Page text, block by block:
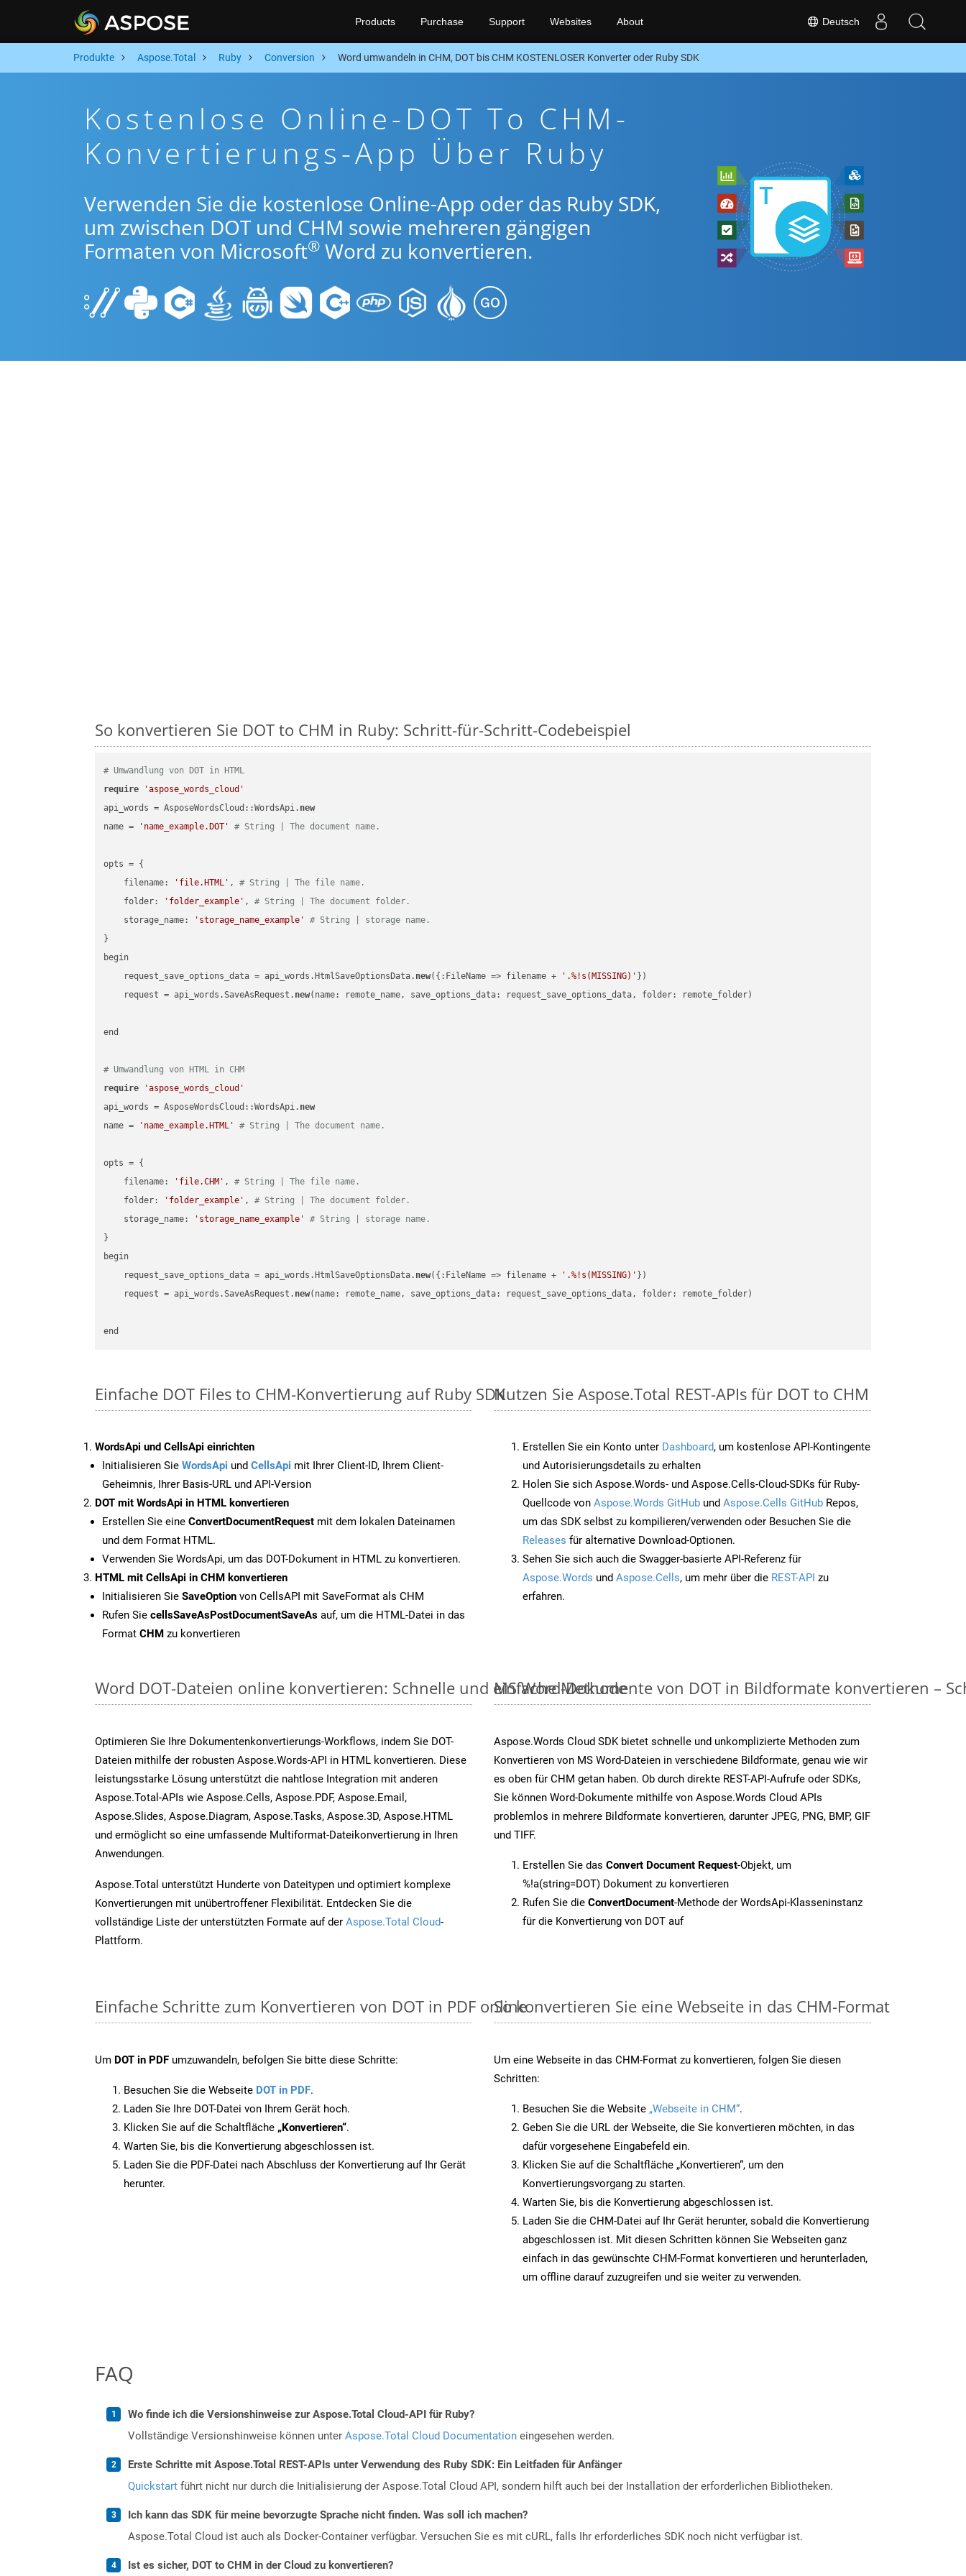
Deutsch
Products Purchase Support Websites About
Produkte Aspose.Total Ruby Conversion Word umwandeln in CHM, DOT bis CHM KOSTENLOSER Konverter oder Ruby SDK
Kostenlose Online-DOT To CHM-
Konvertierungs-App Über Ruby
Verwenden Sie die kostenlose Online-App oder das Ruby SDK,
um zwischen DOT und CHM sowie mehreren gängigen
Formaten von Microsoft® Word zu konvertieren.
So konvertieren Sie DOT to CHM in Ruby: Schritt-für-Schritt-Codebeispiel
# Umwandlung von DOT in HTML
require
'aspose_words_cloud'
api_words = AsposeWordsCloud::WordsApi. new
name =
'name_example.DOT' # String | The document name.
opts = {
    filename:
'file.HTML' , # String | The file name.
    folder:
'folder_example' , # String | The document folder.
    storage_name:
'storage_name_example'
# String | storage name.
}
begin
    request_save_options_data = api_words.HtmlSaveOptionsData.
new({:FileName => filename + '.%!s(MISSING)' })
    request = api_words.SaveAsRequest.
new(name: remote_name, save_options_data: request_save_options_data, folder: remote_folder)
end
# Umwandlung von HTML in CHM
require
'aspose_words_cloud'
api_words = AsposeWordsCloud::WordsApi. new
name =
'name_example.HTML' # String | The document name.
opts = {
    filename:
'file.CHM' , # String | The file name.
    folder:
'folder_example' , # String | The document folder.
    storage_name:
'storage_name_example'
# String | storage name.
}
begin
    request_save_options_data = api_words.HtmlSaveOptionsData.
new({:FileName => filename + '.%!s(MISSING)' })
    request = api_words.SaveAsRequest.
new(name: remote_name, save_options_data: request_save_options_data, folder: remote_folder)
Einfache DOT Files to CHM-Konvertierung auf Ruby SDK
WordsApi und CellsApi einrichten
Initialisieren Sie WordsApi und CellsApi mit Ihrer Client-ID, Ihrem Client-
Geheimnis, Ihrer Basis-URL und API-Version
DOT mit WordsApi in HTML konvertieren
Erstellen Sie eine ConvertDocumentRequest mit dem lokalen Dateinamen
und dem Format HTML.
Verwenden Sie WordsApi, um das DOT-Dokument in HTML zu konvertieren.
HTML mit CellsApi in CHM konvertieren
Initialisieren Sie SaveOption von CellsAPI mit SaveFormat als CHM
Rufen Sie cellsSaveAsPostDocumentSaveAs auf, um die HTML-Datei in das
Format CHM zu konvertieren
Nutzen Sie Aspose.Total REST-APIs für DOT to CHM
Erstellen Sie ein Konto unter Dashboard, um kostenlose API-Kontingente
und Autorisierungsdetails zu erhalten
Holen Sie sich Aspose.Words- und Aspose.Cells-Cloud-SDKs für Ruby-
Quellcode von Aspose.Words GitHub und Aspose.Cells GitHub Repos,
um das SDK selbst zu kompilieren/verwenden oder Besuchen Sie die
Releases für alternative Download-Optionen.
Sehen Sie sich auch die Swagger-basierte API-Referenz für
Aspose.Words und Aspose.Cells, um mehr über die REST-API zu
erfahren.
Word DOT-Dateien online konvertieren: Schnelle und einfache Methode
Optimieren Sie Ihre Dokumentenkonvertierungs-Workflows, indem Sie DOT-
Dateien mithilfe der robusten Aspose.Words-API in HTML konvertieren. Diese
leistungsstarke Lösung unterstützt die nahtlose Integration mit anderen
Aspose.Total-APIs wie Aspose.Cells, Aspose.PDF, Aspose.Email,
Aspose.Slides, Aspose.Diagram, Aspose.Tasks, Aspose.3D, Aspose.HTML
und ermöglicht so eine umfassende Multiformat-Dateikonvertierung in Ihren
Anwendungen.
Aspose.Total unterstützt Hunderte von Dateitypen und optimiert komplexe
Konvertierungen mit unübertroffener Flexibilität. Entdecken Sie die
vollständige Liste der unterstützten Formate auf der Aspose.Total Cloud-
Plattform.
MS Word-Dokumente von DOT in Bildformate konvertieren –
Aspose.Words Cloud SDK bietet schnelle und unkomplizierte Methoden zum
Konvertieren von MS Word-Dateien in verschiedene Bildformate, genau wie wir
es oben für CHM getan haben. Ob durch direkte REST-API-Aufrufe oder SDKs,
Sie können Word-Dokumente mithilfe von Aspose.Words Cloud APIs
problemlos in mehrere Bildformate konvertieren, darunter JPEG, PNG, BMP, GIF
und TIFF.
Erstellen Sie das Convert Document Request-Objekt, um
%!a(string=DOT) Dokument zu konvertieren
Rufen Sie die ConvertDocument-Methode der WordsApi-Klasseninstanz
für die Konvertierung von DOT auf
Einfache Schritte zum Konvertieren von DOT in PDF online
Um DOT in PDF umzuwandeln, befolgen Sie bitte diese Schritte:
Besuchen Sie die Webseite DOT in PDF.
Laden Sie Ihre DOT-Datei von Ihrem Gerät hoch.
Klicken Sie auf die Schaltfläche „Konvertieren“.
Warten Sie, bis die Konvertierung abgeschlossen ist.
Laden Sie die PDF-Datei nach Abschluss der Konvertierung auf Ihr Gerät
herunter.
So konvertieren Sie eine Webseite in das CHM-Format
Um eine Webseite in das CHM-Format zu konvertieren, folgen Sie diesen
Schritten:
Besuchen Sie die Website „Webseite in CHM“.
Geben Sie die URL der Webseite, die Sie konvertieren möchten, in das
dafür vorgesehene Eingabefeld ein.
Klicken Sie auf die Schaltfläche „Konvertieren“, um den
Konvertierungsvorgang zu starten.
Warten Sie, bis die Konvertierung abgeschlossen ist.
Laden Sie die CHM-Datei auf Ihr Gerät herunter, sobald die Konvertierung
abgeschlossen ist. Mit diesen Schritten können Sie Webseiten ganz
einfach in das gewünschte CHM-Format konvertieren und herunterladen,
um offline darauf zuzugreifen und sie weiter zu verwenden.
FAQ
Wo finde ich die Versionshinweise zur Aspose.Total Cloud-API für Ruby?
Vollständige Versionshinweise können unter Aspose.Total Cloud Documentation eingesehen werden.
Erste Schritte mit Aspose.Total REST-APIs unter Verwendung des Ruby SDK: Ein Leitfaden für Anfänger
Quickstart führt nicht nur durch die Initialisierung der Aspose.Total Cloud API, sondern hilft auch bei der Installation der erforderlichen Bibliotheken.
Ich kann das SDK für meine bevorzugte Sprache nicht finden. Was soll ich machen?
Aspose.Total Cloud ist auch als Docker-Container verfügbar. Versuchen Sie es mit cURL, falls Ihr erforderliches SDK noch nicht verfügbar ist.
Ist es sicher, DOT to CHM in der Cloud zu konvertieren?